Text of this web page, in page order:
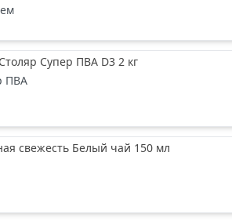
Супер ПВА D3 2 кг
ПВА
свежесть Белый чай 150 мл